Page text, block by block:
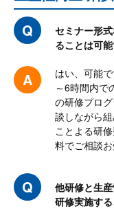
との大きさに応じ
なのか）から入る
ECRSの考え方の
とを増やして、
いきたい
そもそもその業務
いということ、そ
たと思いました。
社にとっての重要
セミナー形
ることは可
はい、可能
～6時間内で
の研修プロ
談しながら
ことよる研
料でご相談お
他研修と生
研修実施す